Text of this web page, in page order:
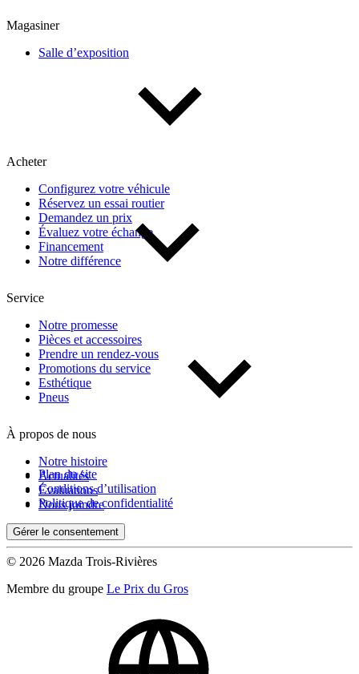
Magasiner
Salle d’exposition
Acheter
Configurez votre véhicule
Réservez un essai routier
Demandez un prix
Évaluez votre échange
Financement
Notre différence
Service
Notre promesse
Pièces et accessoires
Prendre un rendez-vous
Promotions du service
Esthétique
Pneus
À propos de nous
Notre histoire
Actualités
Évaluations
Nous joindre
Plan du site
Conditions d’utilisation
Politique de confidentialité
Gérer le consentement
© 2026 Mazda Trois-Rivières
Membre du groupe Le Prix du Gros